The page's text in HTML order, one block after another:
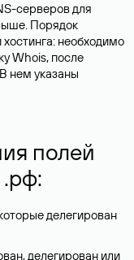
серверов для
Порядок
необходимо
Whois, после
нем указаны
полей
делегирован
делегирован или